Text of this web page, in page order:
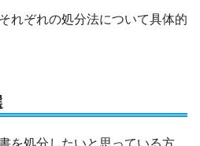
れぞれの処分法について具体的